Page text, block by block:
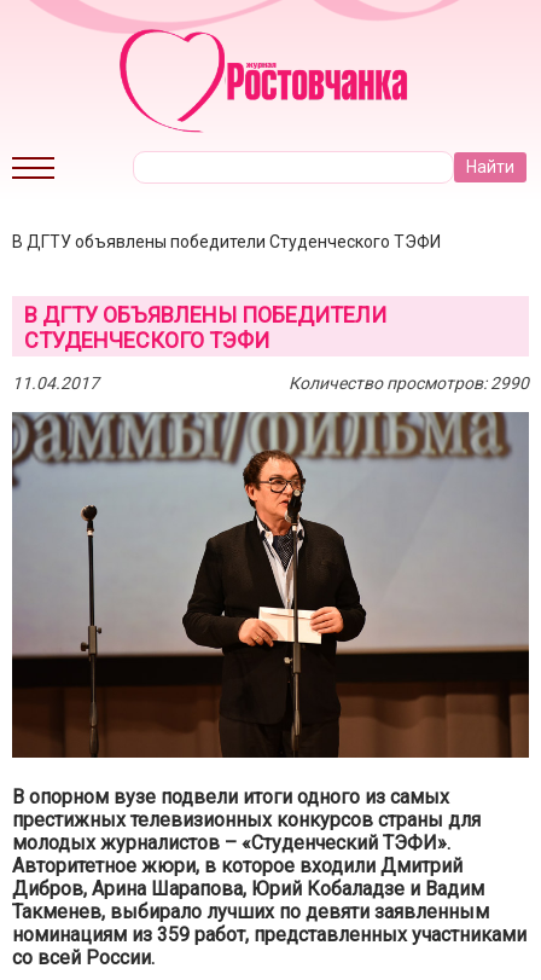
В ДГТУ объявлены победители Студенческого ТЭФИ
В ДГТУ ОБЪЯВЛЕНЫ ПОБЕДИТЕЛИ
СТУДЕНЧЕСКОГО ТЭФИ
11.04.2017 Количество просмотров: 2990
В опорном вузе подвели итоги одного из самых
престижных телевизионных конкурсов страны для
молодых журналистов – «Студенческий ТЭФИ».
Авторитетное жюри, в которое входили Дмитрий
Дибров, Арина Шарапова, Юрий Кобаладзе и Вадим
Такменев, выбирало лучших по девяти заявленным
номинациям из 359 работ, представленных участниками
со всей России.